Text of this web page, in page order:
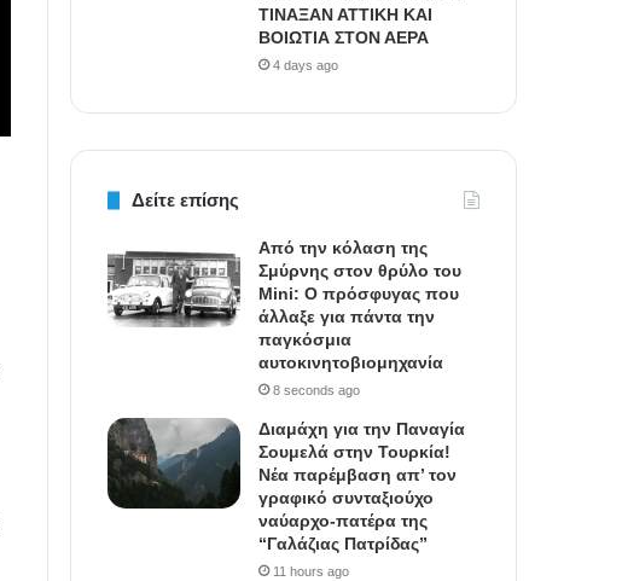
ΤΙΝΑΞΑΝ ΑΤΤΙΚΗ ΚΑΙ
ΒΟΙΩΤΙΑ ΣΤΟΝ ΑΕΡΑ
4 days ago
Δείτε επίσης
Από την κόλαση της
Σμύρνης στον θρύλο του
Mini: Ο πρόσφυγας που
άλλαξε για πάντα την
παγκόσμια
αυτοκινητοβιομηχανία
8 seconds ago
Διαμάχη για την Παναγία
Σουμελά στην Τουρκία!
Νέα παρέμβαση απ’ τον
γραφικό συνταξιούχο
ναύαρχο-πατέρα της
“Γαλάζιας Πατρίδας”
11 hours ago